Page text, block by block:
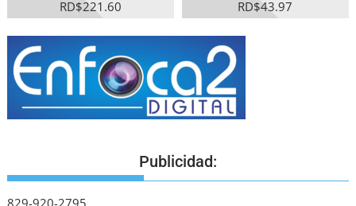
RD$221.60 RD$43.97
Publicidad:
829-920-2795